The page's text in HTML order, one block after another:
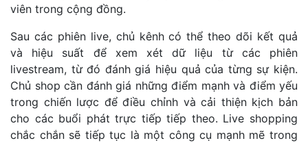
viên trong cộng đồng.
Sau các phiên live, chủ kênh có thể theo dõi kết quả
và hiệu suất để xem xét dữ liệu từ các phiên
livestream, từ đó đánh giá hiệu quả của từng sự kiện.
Chủ shop cần đánh giá những điểm mạnh và điểm yếu
trong chiến lược để điều chỉnh và cải thiện kịch bản
cho các buổi phát trực tiếp tiếp theo. Live shopping
chắc chắn sẽ tiếp tục là một công cụ mạnh mẽ trong